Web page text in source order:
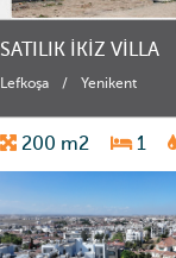
SATILIK İKİZ VİLLA
Lefkoşa / Yenikent
200 m2 1